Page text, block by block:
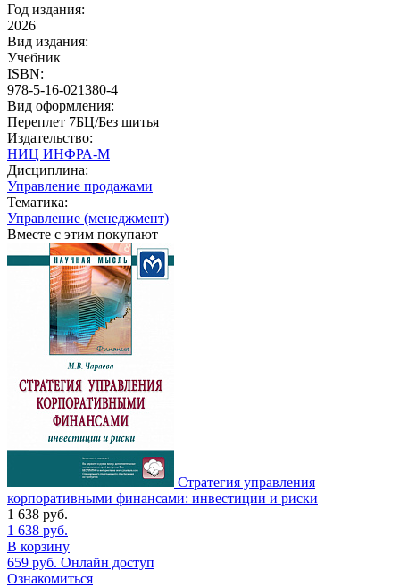
Год издания:
2026
Вид издания:
Учебник
ISBN:
978-5-16-021380-4
Вид оформления:
Переплет 7БЦ/Без шитья
Издательство:
НИЦ ИНФРА-М
Дисциплина:
Управление продажами
Тематика:
Управление (менеджмент)
Вместе с этим покупают
Стратегия управления
корпоративными финансами: инвестиции и риски
1 638 руб.
1 638 руб.
В корзину
659 руб. Онлайн доступ
Ознакомиться